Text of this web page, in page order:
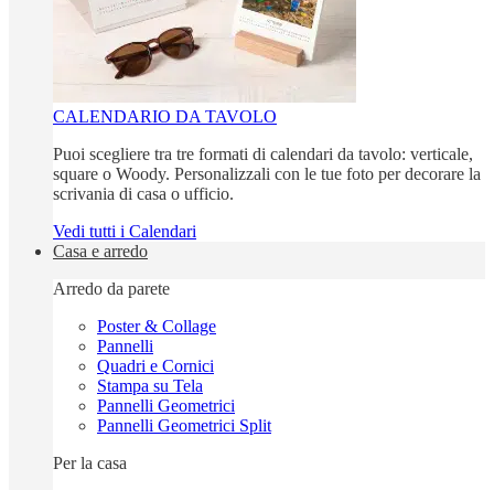
CALENDARIO DA TAVOLO
Puoi scegliere tra tre formati di calendari da tavolo: verticale,
square o Woody. Personalizzali con le tue foto per decorare la
scrivania di casa o ufficio.
Vedi tutti i Calendari
Casa e arredo
Arredo da parete
Poster & Collage
Pannelli
Quadri e Cornici
Stampa su Tela
Pannelli Geometrici
Pannelli Geometrici Split
Per la casa